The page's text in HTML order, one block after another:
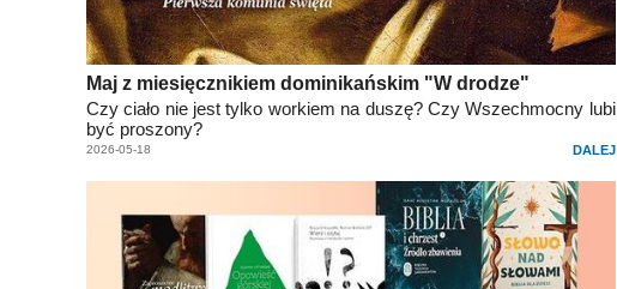
Maj z miesięcznikiem dominikańskim "W drodze"
Czy ciało nie jest tylko workiem na duszę? Czy Wszechmocny lubi
być proszony?
2026-05-18 DALEJ